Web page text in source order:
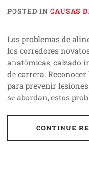
POSTED IN CAUSAS
Los problemas de
los corredores
anatómicas, calzado
de carrera.
para prevenir
se abordan, estos
CONTINUE